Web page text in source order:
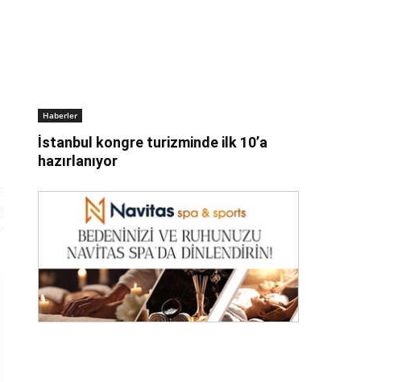
Haberler
İstanbul kongre turizminde ilk 10’a
hazırlanıyor